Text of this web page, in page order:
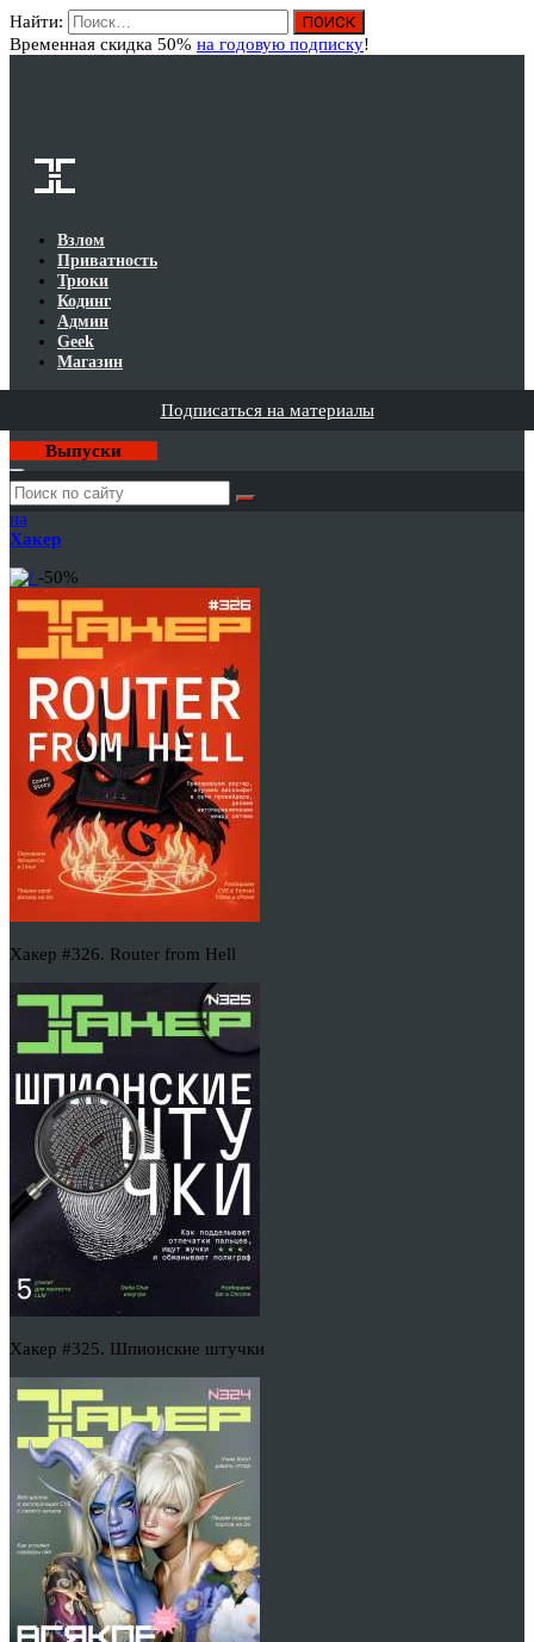
Найти:
Временная скидка 50% на годовую подписку!
Взлом
Приватность
Трюки
Кодинг
Админ
Geek
Магазин
Подписаться на материалы
Выпуски
Годовая
подписка
на
Хакер
-50%
Хакер #326. Router from Hell
Хакер #325. Шпионские штучки